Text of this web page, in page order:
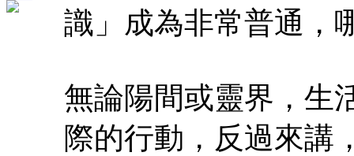
識」成為非常普通，
無論陽間或靈界，生
際的行動，反過來講